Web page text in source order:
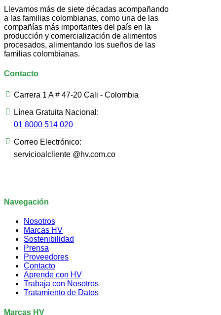
Llevamos más de siete décadas acompañando
a las familias colombianas, como una de las
compañías más importantes del país en la
producción y comercialización de alimentos
procesados, alimentando los sueños de las
familias colombianas.
Contacto
Carrera 1 A # 47-20 Cali - Colombia
Línea Gratuita Nacional:
01 8000 514 020
Correo Electrónico:
servicioalcliente @hv.com.co
Navegación
Nosotros
Marcas HV
Sostenibilidad
Prensa
Proveedores
Contacto
Aprende con HV
Trabaja con Nosotros
Tratamiento de Datos
Marcas HV